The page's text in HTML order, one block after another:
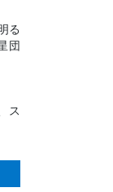
る
団
ス